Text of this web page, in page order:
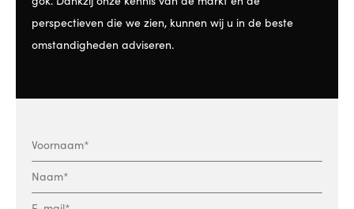
perspectieven die we zien, kunnen wij u in de beste
omstandigheden adviseren.